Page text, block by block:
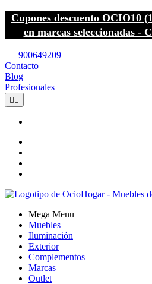
Cupones descuento OCIO10
en marcas seleccionadas -
900649209
Contacto
Blog
Profesionales
 
Mega Menu
Muebles
Iluminación
Exterior
Complementos
Marcas
Outlet